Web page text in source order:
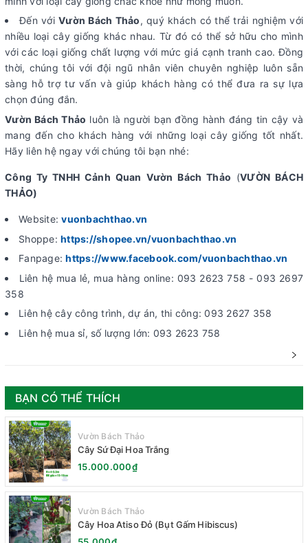
Đến với Vườn Bách Thảo, quý khách có thể trải nghiệm với
nhiều loại cây giống khác nhau. Từ đó có thể sở hữu cho mình
với các loại giống chất lượng với mức giá cạnh tranh cao. Đồng
thời, chúng tôi với đội ngũ nhân viên chuyên nghiệp luôn sẵn
sàng hỗ trợ tư vấn và giúp khách hàng có thể đưa ra sự lựa
chọn đúng đắn.
Vườn Bách Thảo luôn là người bạn đồng hành đáng tin cậy và
mang đến cho khách hàng với những loại cây giống tốt nhất.
Hãy liên hệ ngay với chúng tôi bạn nhé:
Công Ty TNHH Cảnh Quan Vườn Bách Thảo (VƯỜN BÁCH
THẢO)
Website:vuonbachthao.vn
Shoppe: https://shopee.vn/vuonbachthao.vn
Fanpage:https://www.facebook.com/vuonbachthao.vn
Liên hệ mua lẻ, mua hàng online: 093 2623 758 - 093 2697
358
Liên hệ cây công trình, dự án, thi công: 093 2627 358
Liên hệ mua sỉ, số lượng lớn: 093 2623 758
BẠN CÓ THỂ THÍCH
Vườn Bách Thảo
Cây Sứ Đại Hoa Trắng
15.000.000₫
Vườn Bách Thảo
Cây Hoa Atiso Đỏ (Bụt Gấm Hibiscus)